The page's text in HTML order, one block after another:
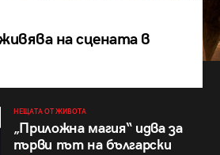
на сцената в
НЕЩАТА ОТ ЖИВОТА
„Приложна магия“ идва за
първи път на български